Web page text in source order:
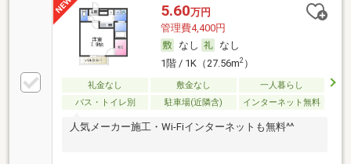
5.60万円
管理費4,400円
なし
なし
1階 / 1K（27.56m2）
礼金なし 敷金なし
一人暮らし
バス・トイレ別
駐車場(近隣含) インターネット無料
人気メーカー施工・Wi-Fiインターネットも無料^^